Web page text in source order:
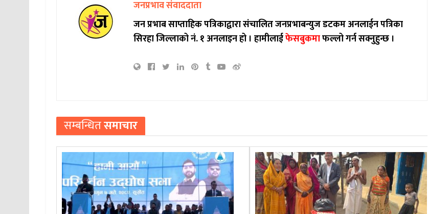
जनप्रभाव संवाददाता
जन प्रभाब साप्ताहिक पत्रिकाद्वारा संचालित जनप्रभाबन्युज डटकम अनलाईन पत्रिका
सिरहा जिल्लाको नं. १ अनलाइन हो ।हामीलाईफेसबुकमाफल्लो गर्न सक्नुहुन्छ ।
सम्बन्धितसमाचार